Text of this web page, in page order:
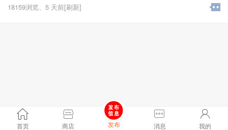
18159浏览、 5 天前[刷新]
首页 商店 发布 消息 我的